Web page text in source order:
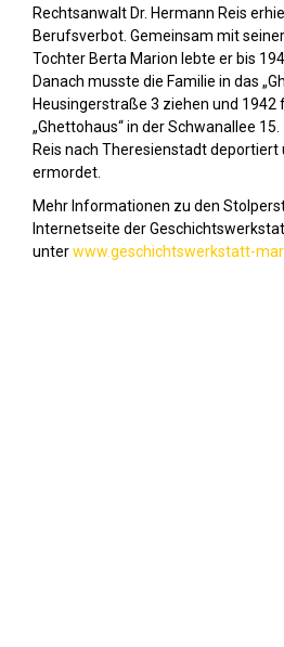
Rechtsanwalt Dr. Hermann Reis
Berufsverbot. Gemeinsam mit
Tochter Berta Marion lebte er bis
Danach musste die Familie in das
Heusingerstraße 3 ziehen und 1942
„Ghettohaus“ in der Schwanallee
Reis nach Theresienstadt deportiert
ermordet.
Mehr Informationen zu den
Internetseite der
unterwww.geschichtswerkstatt-